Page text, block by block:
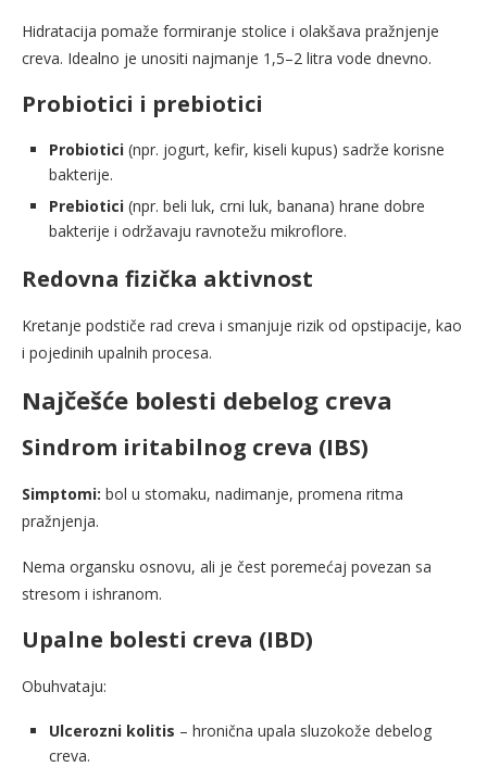
Hidratacija pomaže formiranje stolice i olakšava pražnjenje
creva. Idealno je unositi najmanje 1,5–2 litra vode dnevno.
Probiotici i prebiotici
Probiotici (npr. jogurt, kefir, kiseli kupus) sadrže korisne
bakterije.
Prebiotici (npr. beli luk, crni luk, banana) hrane dobre
bakterije i održavaju ravnotežu mikroflore.
Redovna fizička aktivnost
Kretanje podstiče rad creva i smanjuje rizik od opstipacije, kao
i pojedinih upalnih procesa.
Najčešće bolesti debelog creva
Sindrom iritabilnog creva (IBS)
Simptomi: bol u stomaku, nadimanje, promena ritma
pražnjenja.
Nema organsku osnovu, ali je čest poremećaj povezan sa
stresom i ishranom.
Upalne bolesti creva (IBD)
Obuhvataju:
Ulcerozni kolitis – hronična upala sluzokože debelog
creva.